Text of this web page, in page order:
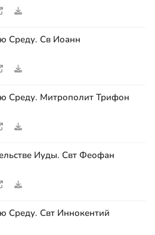
Среду. Св Иоанн
Среду. Митрополит Трифон
Иуды. Свт Феофан
Среду. Свт Иннокентий